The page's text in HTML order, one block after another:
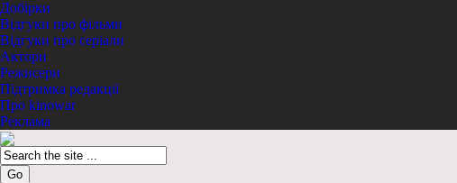
Добірки
Відгуки про фільми
Відгуки про серіали
Актори
Режисери
Підтримка редакції
Про kinowar
Реклама
Go